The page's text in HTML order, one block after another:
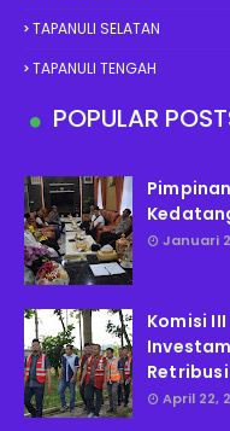
TAPANULI SELATAN
TAPANULI TENGAH
POPULAR
Januari
Komisi
Retribusi
April 22,